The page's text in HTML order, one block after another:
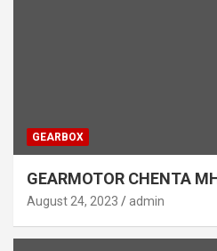
GEARBOX
GEARMOTOR CHENTA
August 24, 2023 admin